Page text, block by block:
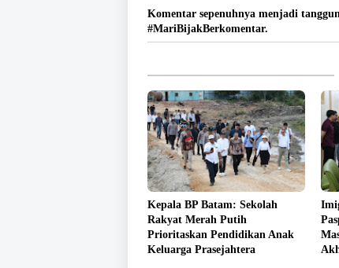
Komentar sepenuhnya menjadi
#MariBijakBerkomentar.
Kepala BP Batam: Sekolah
Rakyat Merah Putih
Prioritaskan Pendidikan Anak
Keluarga Prasejahtera